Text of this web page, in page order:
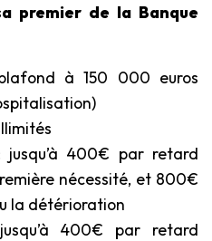
premier de la Banque
à 150 000 euros
400€ par retard
nécessité, et 800€
la détérioration
400€ par retard